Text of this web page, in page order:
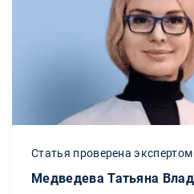
Статья проверена экспертом
Медведева Татьяна